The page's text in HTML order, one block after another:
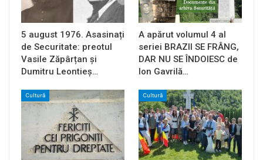
5 august 1976. Asasinați
de Securitate: preotul
Vasile Zăpârțan și
Dumitru Leontieș…
A apărut volumul 4 al
seriei BRAZII SE FRÂNG,
DAR NU SE ÎNDOIESC de
Ion Gavrilă…
Cultură Cultură